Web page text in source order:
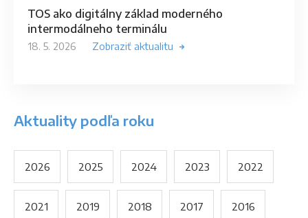
TOS ako digitálny základ moderného
intermodálneho terminálu
18. 5. 2026 Zobraziť aktualitu
Aktuality podľa roku
2026 2025 2024 2023 2022
2021 2019 2018 2017 2016